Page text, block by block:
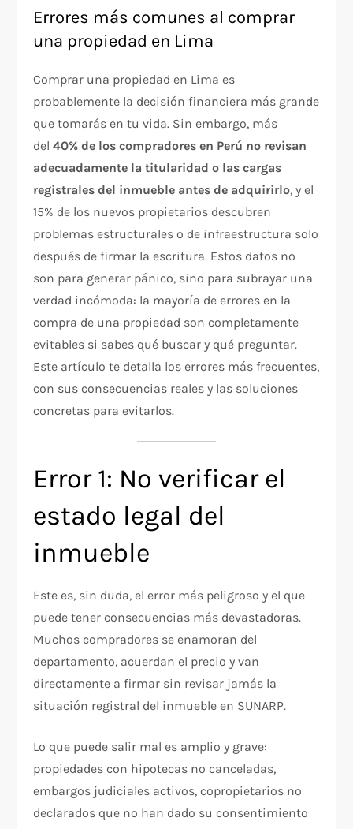
Errores más comunes al comprar
una propiedad en Lima
Comprar una propiedad en Lima es
probablemente la decisión financiera más grande
que tomarás en tu vida. Sin embargo, más
del40% de los compradores en Perú no revisan
adecuadamente la titularidad o las cargas
registrales del inmueble antes de adquirirlo, y el
15% de los nuevos propietarios descubren
problemas estructurales o de infraestructura solo
después de firmar la escritura. Estos datos no
son para generar pánico, sino para subrayar una
verdad incómoda: la mayoría de errores en la
compra de una propiedad son completamente
evitables si sabes qué buscar y qué preguntar.
Este artículo te detalla los errores más frecuentes,
con sus consecuencias reales y las soluciones
concretas para evitarlos.
Error 1: No verificar el
estado legal del
inmueble
Este es, sin duda, el error más peligroso y el que
puede tener consecuencias más devastadoras.
Muchos compradores se enamoran del
departamento, acuerdan el precio y van
directamente a firmar sin revisar jamás la
situación registral del inmueble en SUNARP.
Lo que puede salir mal es amplio y grave:
propiedades con hipotecas no canceladas,
embargos judiciales activos, copropietarios no
declarados que no han dado su consentimiento